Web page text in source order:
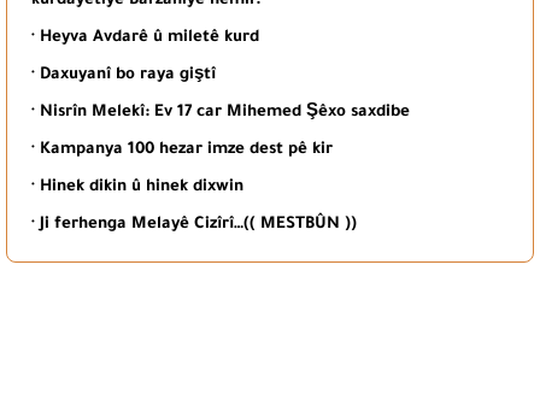
· Heyva Avdarê û miletê kurd
· Daxuyanî bo raya giştî
· Nisrîn Melekî: Ev 17 car Mihemed Şêxo saxdibe
· Kampanya 100 hezar imze dest pê kir
· Hinek dikin û hinek dixwin
· Ji ferhenga Melayê Cizîrî…(( MESTBÛN ))